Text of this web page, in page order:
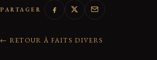
PARTAGER
← RETOUR À FAITS DIVERS